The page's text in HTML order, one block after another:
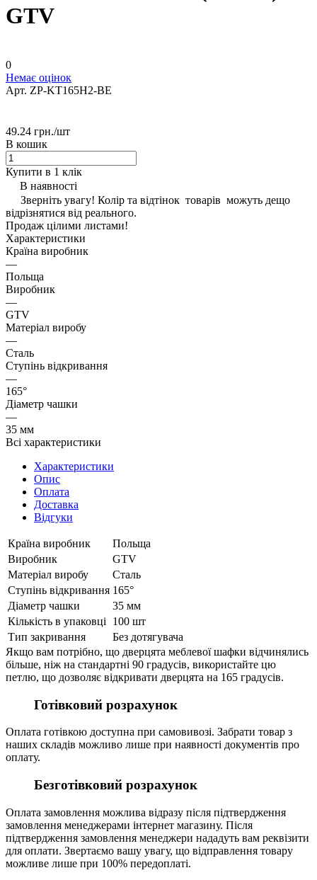
GTV
0
Немає оцінок
Арт. ZP-KT165H2-BE
49.24 грн./шт
В кошик
Купити в 1 клік
В наявності
Зверніть увагу! Колір та відтінок товарів можуть дещо
відрізнятися від реального.
Продаж цілими листами!
Характеристики
Країна виробник
—
Польща
Виробник
—
GTV
Матеріал виробу
—
Сталь
Ступінь відкривання
—
165°
Діаметр чашки
—
35 мм
Всі характеристики
Характеристики
Опис
Оплата
Доставка
Відгуки
Країна виробник
Польща
Виробник
GTV
Матеріал виробу
Сталь
Ступінь відкривання 165°
Діаметр чашки
35 мм
Кількість в упаковці
100 шт
Тип закривання
Без дотягувача
Якщо вам потрібно, що дверцята меблевої шафки відчинялись
більше, ніж на стандартні 90 градусів, використайте цю
петлю, що дозволяє відкривати дверцята на 165 градусів.
Готівковий розрахунок
Оплата готівкою доступна при самовивозі. Забрати товар з
наших складів можливо лише при наявності документів про
оплату.
Безготівковий розрахунок
Оплата замовлення можлива відразу після підтвердження
замовлення менеджерами інтернет магазину. Після
підтвердження замовлення менеджери нададуть вам реквізити
для оплати. Звертаємо вашу увагу, що відправлення товару
можливе лише при 100% передоплаті.